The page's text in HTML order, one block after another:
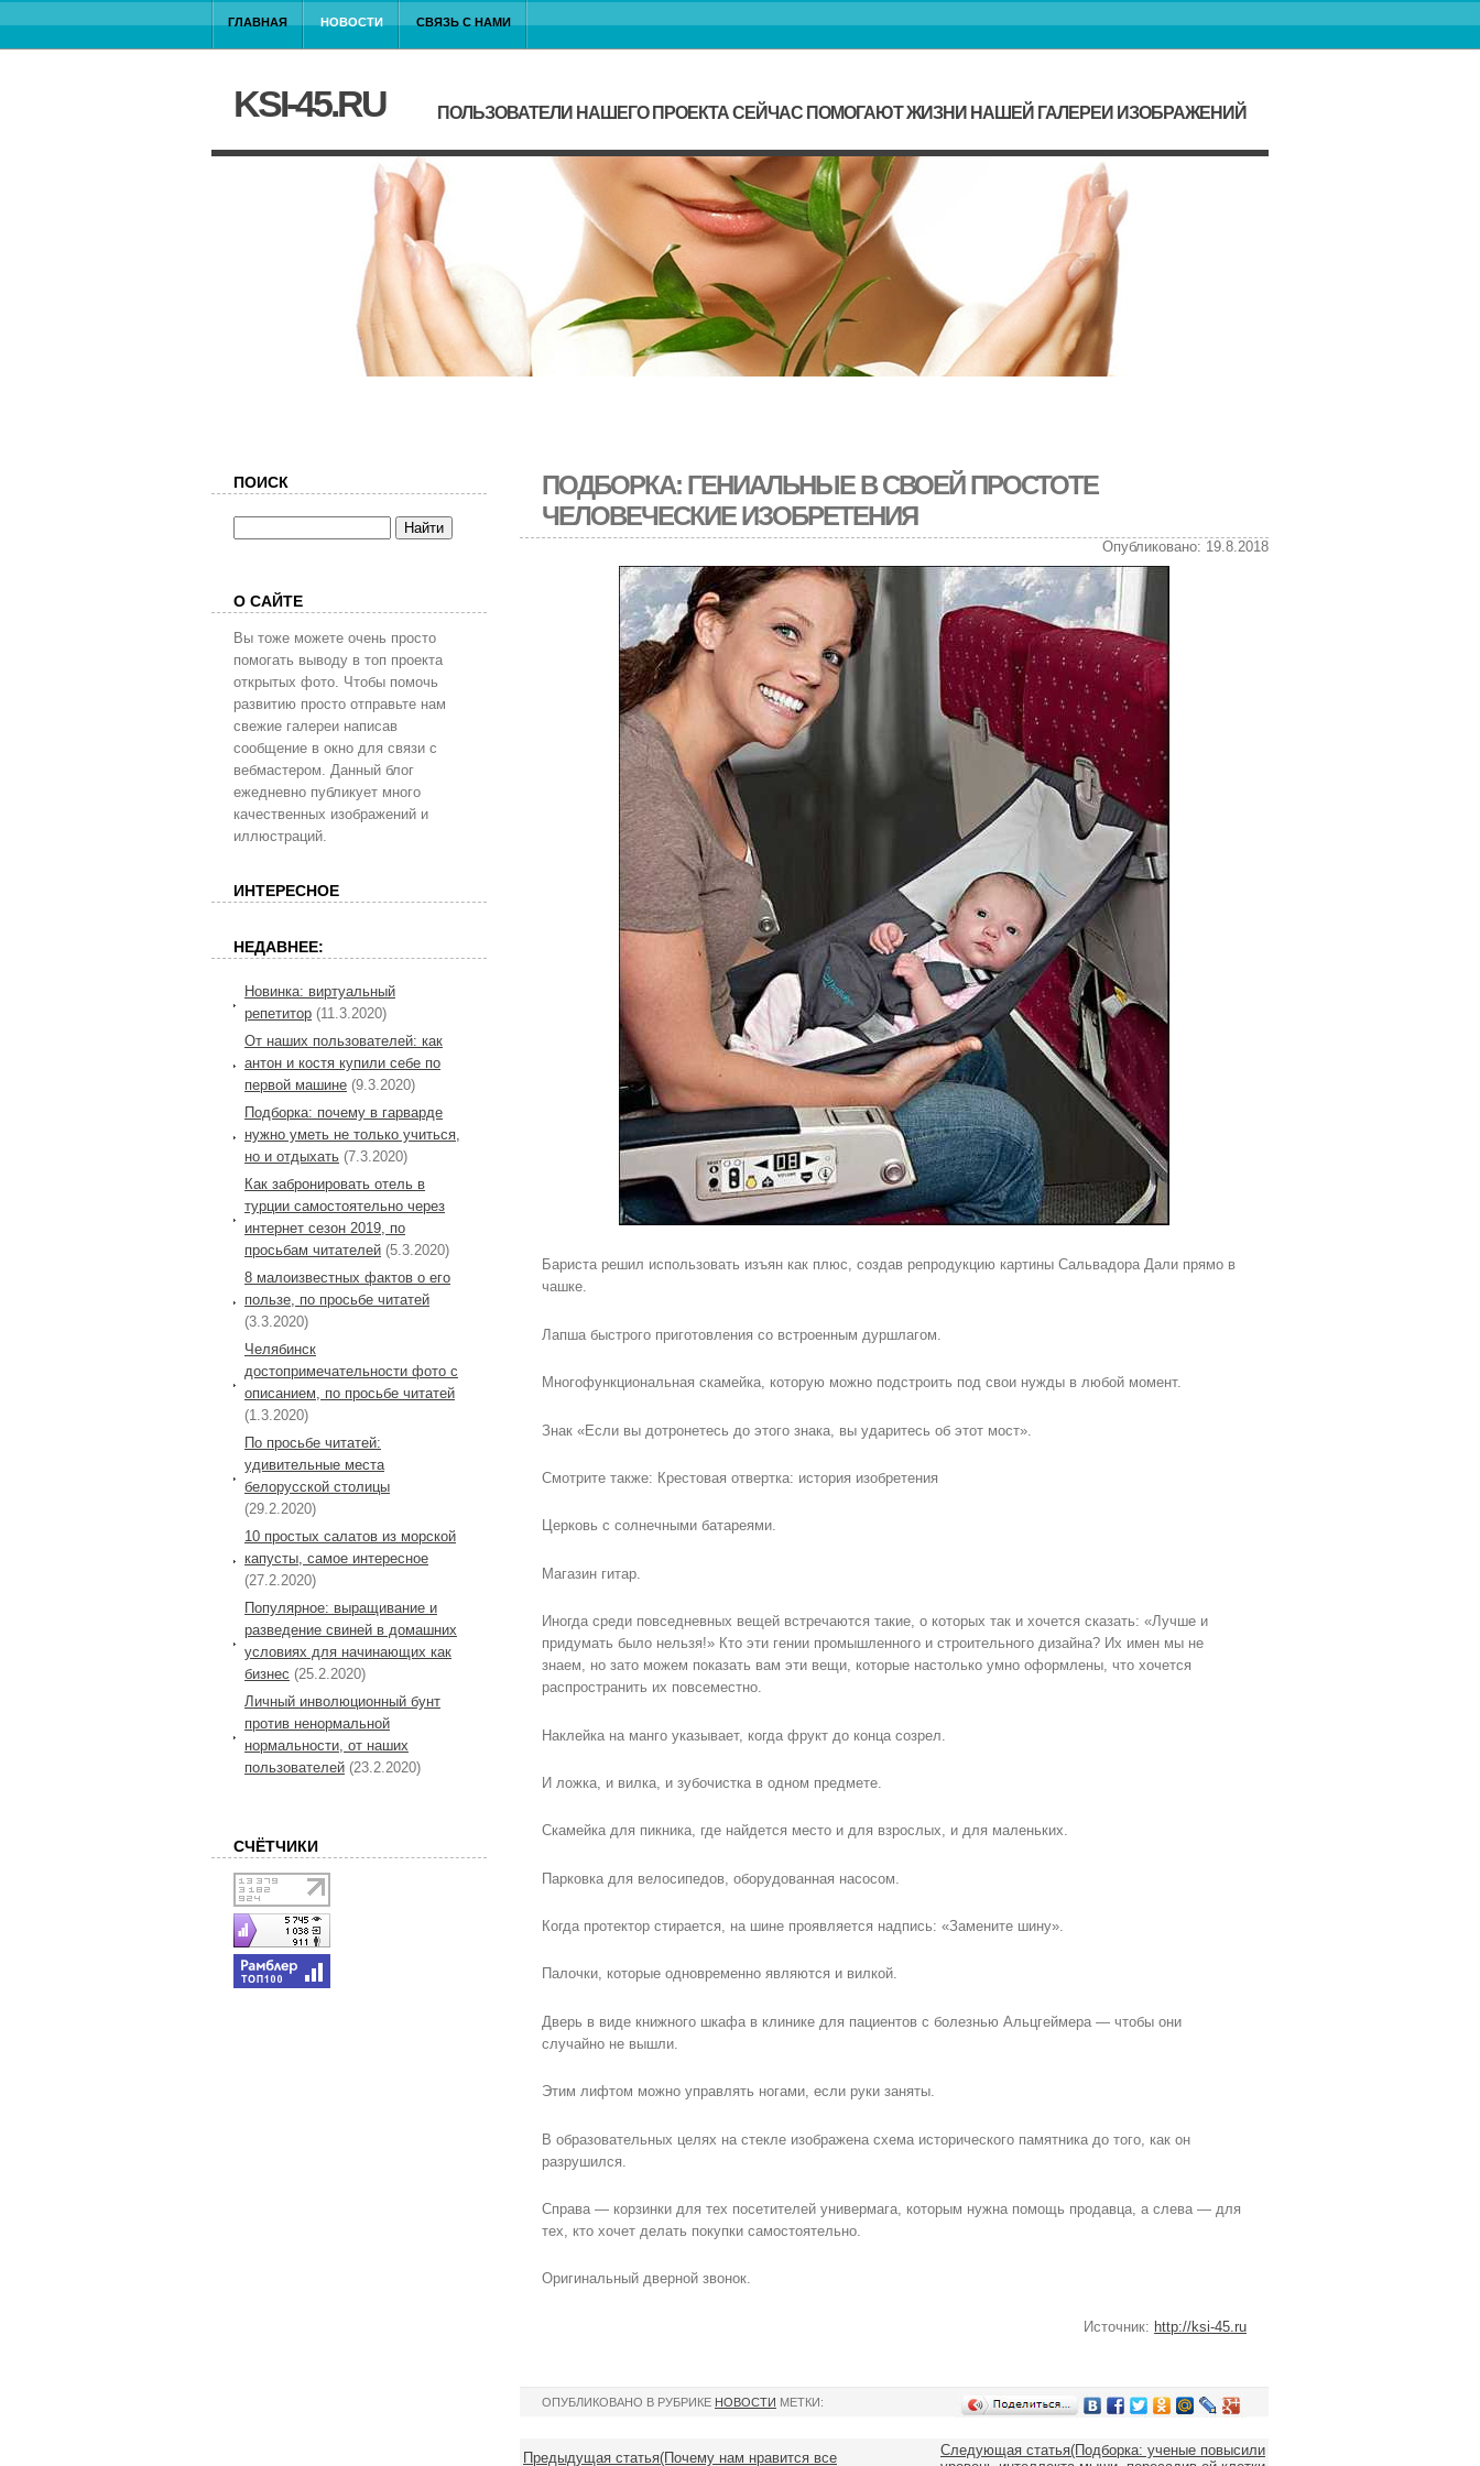
ГЛАВНАЯ НОВОСТИ СВЯЗЬ С НАМИ
KSI-45.RU ПОЛЬЗОВАТЕЛИ НАШЕГО ПРОЕКТА СЕЙЧАС ПОМОГАЮТ ЖИЗНИ НАШЕЙ ГАЛЕРЕИ ИЗОБРАЖЕНИЙ
ПОДБОРКА: ГЕНИАЛЬНЫЕ В СВОЕЙ ПРОСТОТЕ
ЧЕЛОВЕЧЕСКИЕ ИЗОБРЕТЕНИЯ
Опубликовано: 19.8.2018
Бариста решил использовать изъян как плюс, создав репродукцию картины Сальвадора Дали прямо в
чашке.
Лапша быстрого приготовления со встроенным дуршлагом.
Многофункциональная скамейка, которую можно подстроить под свои нужды в любой момент.
Знак «Если вы дотронетесь до этого знака, вы ударитесь об этот мост».
Смотрите также: Крестовая отвертка: история изобретения
Церковь с солнечными батареями.
Магазин гитар.
Иногда среди повседневных вещей встречаются такие, о которых так и хочется сказать: «Лучше и
придумать было нельзя!» Кто эти гении промышленного и строительного дизайна? Их имен мы не
знаем, но зато можем показать вам эти вещи, которые настолько умно оформлены, что хочется
распространить их повсеместно.
Наклейка на манго указывает, когда фрукт до конца созрел.
И ложка, и вилка, и зубочистка в одном предмете.
Скамейка для пикника, где найдется место и для взрослых, и для маленьких.
Парковка для велосипедов, оборудованная насосом.
Когда протектор стирается, на шине проявляется надпись: «Замените шину».
Палочки, которые одновременно являются и вилкой.
Дверь в виде книжного шкафа в клинике для пациентов с болезнью Альцгеймера — чтобы они
случайно не вышли.
Этим лифтом можно управлять ногами, если руки заняты.
В образовательных целях на стекле изображена схема исторического памятника до того, как он
разрушился.
Справа — корзинки для тех посетителей универмага, которым нужна помощь продавца, а слева — для
тех, кто хочет делать покупки самостоятельно.
Оригинальный дверной звонок.
Источник: http://ksi-45.ru
ОПУБЛИКОВАНО В РУБРИКЕ НОВОСТИ МЕТКИ:
Предыдущая статья(Почему нам нравится все
Следующая статья(Подборка: ученые повысили
ПОИСК
О САЙТЕ
Вы тоже можете очень просто
помогать выводу в топ проекта
открытых фото. Чтобы помочь
развитию просто отправьте нам
свежие галереи написав
сообщение в окно для связи с
вебмастером. Данный блог
ежедневно публикует много
качественных изображений и
иллюстраций.
ИНТЕРЕСНОЕ
НЕДАВНЕЕ:
Новинка: виртуальный
репетитор (11.3.2020)
От наших пользователей: как
антон и костя купили себе по
первой машине (9.3.2020)
Подборка: почему в гарварде
нужно уметь не только учиться,
но и отдыхать (7.3.2020)
Как забронировать отель в
турции самостоятельно через
интернет сезон 2019, по
просьбам читателей (5.3.2020)
8 малоизвестных фактов о его
пользе, по просьбе читатей
(3.3.2020)
Челябинск
достопримечательности фото с
описанием, по просьбе читатей
(1.3.2020)
По просьбе читатей:
удивительные места
белорусской столицы
(29.2.2020)
10 простых салатов из морской
капусты, самое интересное
(27.2.2020)
Популярное: выращивание и
разведение свиней в домашних
условиях для начинающих как
бизнес (25.2.2020)
Личный инволюционный бунт
против ненормальной
нормальности, от наших
пользователей (23.2.2020)
СЧЁТЧИКИ